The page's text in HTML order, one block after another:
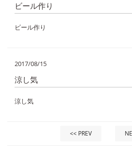
ビール作り
ビール作り
2017/08/15
涼し気
涼し気
<< PREV